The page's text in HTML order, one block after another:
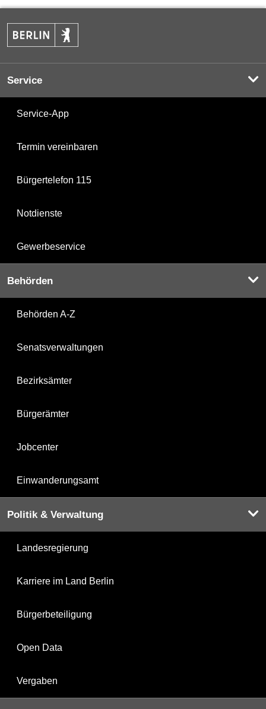
Service
Service-App
Termin vereinbaren
Bürgertelefon 115
Notdienste
Gewerbeservice
Behörden
Behörden A-Z
Senatsverwaltungen
Bezirksämter
Bürgerämter
Jobcenter
Einwanderungsamt
Politik & Verwaltung
Landesregierung
Karriere im Land Berlin
Bürgerbeteiligung
Open Data
Vergaben